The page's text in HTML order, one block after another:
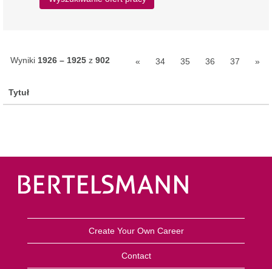
Wyniki 1926 – 1925 z 902 « 34 35 36 37 »
Tytuł
Create Your Own Career
Contact